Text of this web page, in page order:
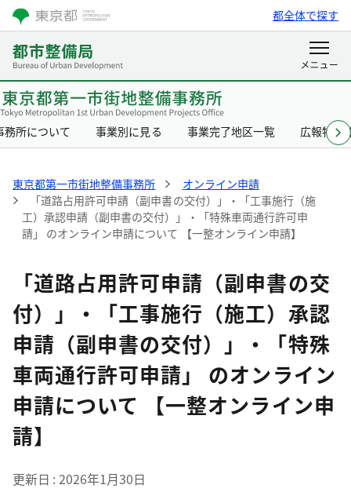
都全体で探す
務所について 事業別に見る 事業完了地区一覧 広報物一
東京都第一市街地整備事務所
オンライン申請
「道路占用許可申請（副申書の交付）」・「工事施行（施
工）承認申請（副申書の交付）」・「特殊車両通行許可申
請」 のオンライン申請について 【一整オンライン申請】
「道路占用許可申請（副申書の交
付）」・「工事施行（施工）承認
申請（副申書の交付）」・「特殊
車両通行許可申請」 のオンライン
申請について 【一整オンライン申
請】
更新日 2026年1月30日